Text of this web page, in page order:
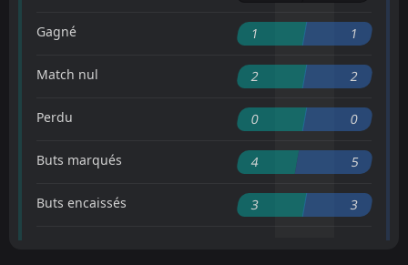
Gagné 1 1
Match nul 2 2
Perdu 0 0
Buts marqués 4 5
Buts encaissés 3 3